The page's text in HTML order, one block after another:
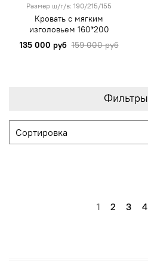
Размер ш/г/в: 190/215/155
Кровать с мягким
изголовьем 160*200
135 000 руб 159 000 руб
Фильтры
1 2 3 4